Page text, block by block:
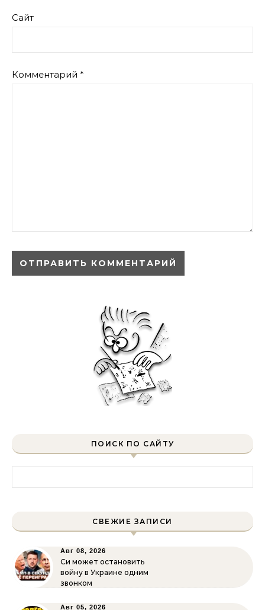
Сайт
Комментарий *
ПОИСК ПО САЙТУ
СВЕЖИЕ ЗАПИСИ
Авг 08, 2026
Си может остановить
войну в Украине одним
звонком
Авг 05, 2026